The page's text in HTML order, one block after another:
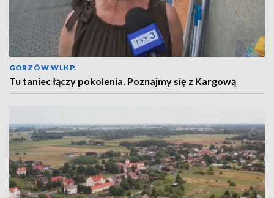
GORZÓW WLKP.
Tu taniec łączy pokolenia. Poznajmy się z Kargową